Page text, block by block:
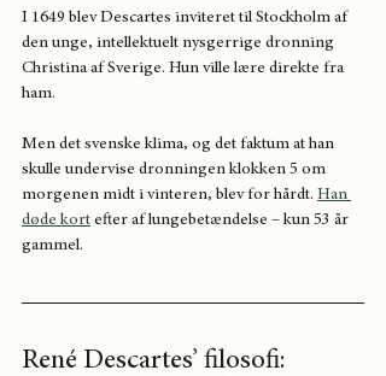
I 1649 blev Descartes inviteret til Stockholm af
den unge, intellektuelt nysgerrige dronning
Christina af Sverige. Hun ville lære direkte fra
ham.
Men det svenske klima, og det faktum at han
skulle undervise dronningen klokken 5 om
morgenen midt i vinteren, blev for hårdt. Han
døde kort efter af lungebetændelse – kun 53 år
gammel.
René Descartes’ filosofi: